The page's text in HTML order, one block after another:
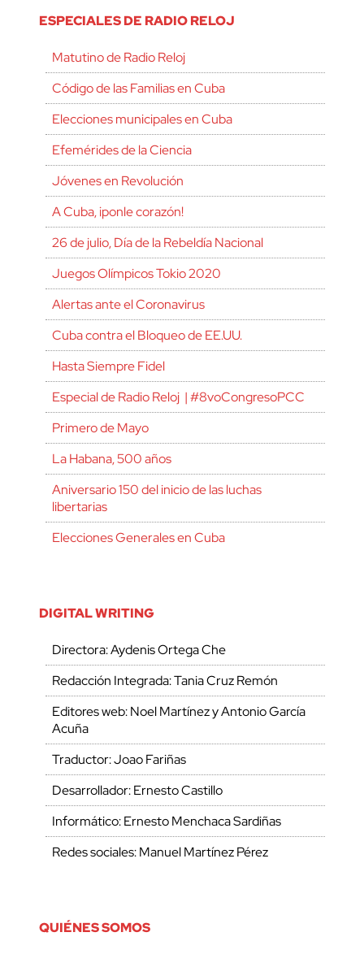
ESPECIALES DE RADIO RELOJ
Matutino de Radio Reloj
Código de las Familias en Cuba
Elecciones municipales en Cuba
Efemérides de la Ciencia
Jóvenes en Revolución
A Cuba, ¡ponle corazón!
26 de julio, Día de la Rebeldía Nacional
Juegos Olímpicos Tokio 2020
Alertas ante el Coronavirus
Cuba contra el Bloqueo de EE.UU.
Hasta Siempre Fidel
Especial de Radio Reloj | #8voCongresoPCC
Primero de Mayo
La Habana, 500 años
Aniversario 150 del inicio de las luchas
libertarias
Elecciones Generales en Cuba
DIGITAL WRITING
Directora: Aydenis Ortega Che
Redacción Integrada: Tania Cruz Remón
Editores web: Noel Martínez y Antonio García
Acuña
Traductor: Joao Fariñas
Desarrollador: Ernesto Castillo
Informático: Ernesto Menchaca Sardiñas
Redes sociales: Manuel Martínez Pérez
QUIÉNES SOMOS